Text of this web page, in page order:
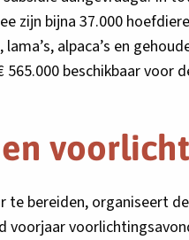
zijn bijna 37.000
lama’s, alpaca’s en
beschikbaar voor
te bereiden, organiseert
voorjaar